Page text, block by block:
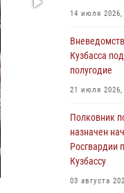
05 августа
05 августа
05 августа
14 июля 2026,
Кузбасса
полугодие
21 июля 2026,
Полковник
назначен
Росгвардии
Кузбассу
03 августа